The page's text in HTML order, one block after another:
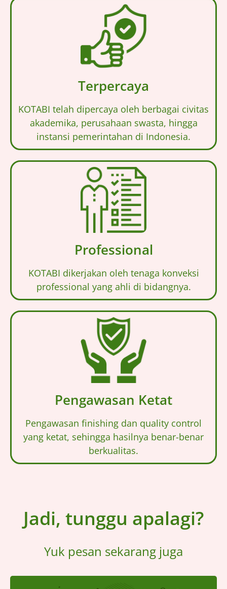
Terpercaya
KOTABI telah dipercaya oleh berbagai civitas
akademika, perusahaan swasta, hingga
instansi pemerintahan di Indonesia.
Professional
KOTABI dikerjakan oleh tenaga konveksi
professional yang ahli di bidangnya.
Pengawasan Ketat
Pengawasan finishing dan quality control
yang ketat, sehingga hasilnya benar-benar
berkualitas.
Jadi, tunggu apalagi?
Yuk pesan sekarang juga